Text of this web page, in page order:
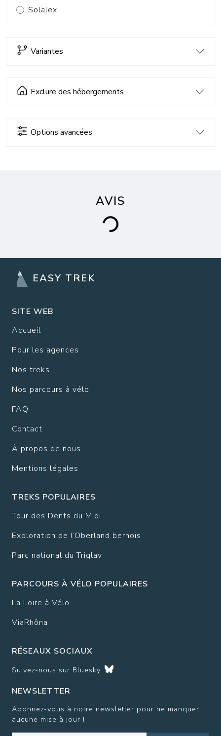
Solalex
Variantes
Exclure des hébergements
Options avancées
AVIS
EASY TREK
SITE WEB
Accueil
Pour les agences
Nos treks
Nos parcours à vélo
FAQ
Contact
À propos de nous
Mentions légales
TREKS POPULAIRES
Tour des Dents du Midi
Exploration de l’Oberland bernois
Parc national du Triglav
PARCOURS À VÉLO POPULAIRES
La Loire à Vélo
ViaRhôna
RÉSEAUX SOCIAUX
Suivez-nous sur Bluesky
NEWSLETTER
Abonnez-vous à notre newsletter pour ne manquer
aucune mise à jour !